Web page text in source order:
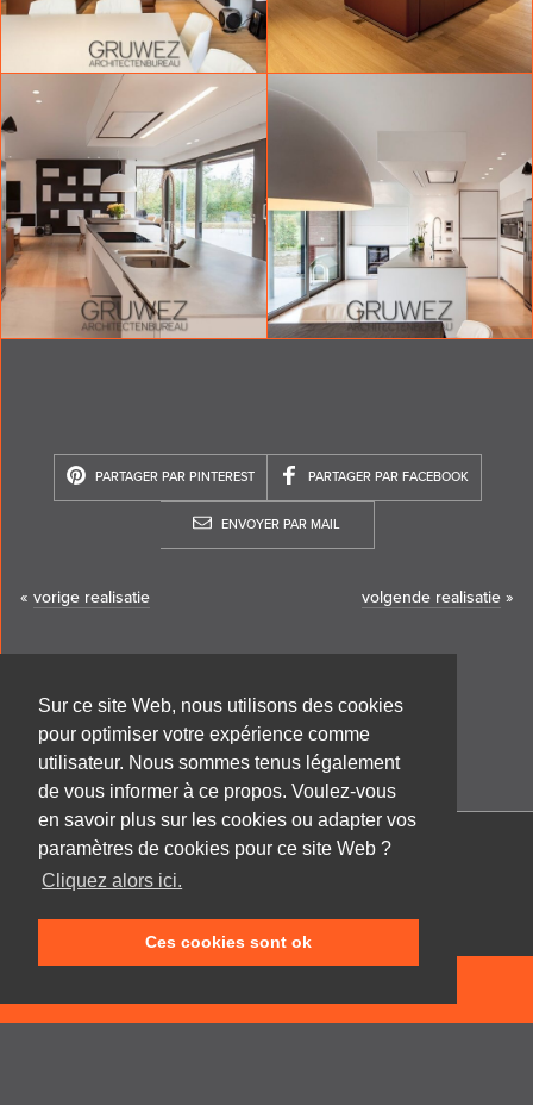
Sur ce site Web, nous utilisons des cookies
pour optimiser votre expérience comme
utilisateur. Nous sommes tenus légalement
de vous informer à ce propos. Voulez-vous
en savoir plus sur les cookies ou adapter vos
paramètres de cookies pour ce site Web ?
Cliquez alors ici.
Ces cookies sont ok
PARTAGER PAR PINTEREST PARTAGER PAR FACEBOOK
ENVOYER PAR MAIL
« vorige realisatie volgende realisatie »
Cabinet d'architecture Frank GRUWEZ bvba
9700 Oudenaarde
T +32 (0)55 45 53 63
Speldenstraat 10